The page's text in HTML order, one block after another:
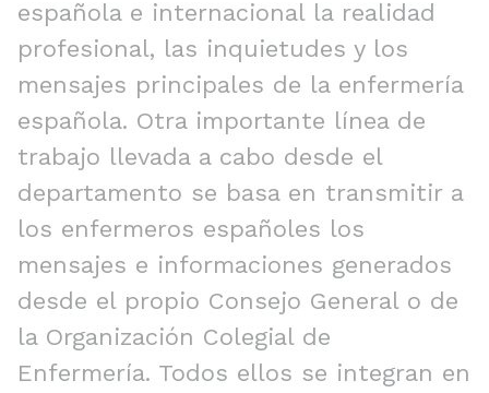
española e internacional la realidad
profesional, las inquietudes y los
mensajes principales de la enfermería
española. Otra importante línea de
trabajo llevada a cabo desde el
departamento se basa en transmitir a
los enfermeros españoles los
mensajes e informaciones generados
desde el propio Consejo General o de
la Organización Colegial de
Enfermería. Todos ellos se integran en